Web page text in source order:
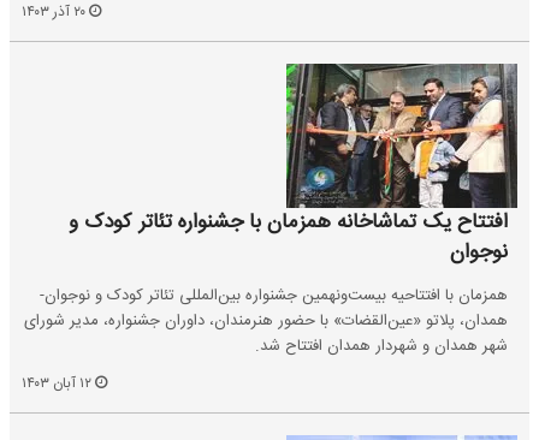
افتتاح یک تماشاخانه همزمان با جشنواره تئاتر کودک و
نوجوان
همزمان با افتتاحیه بیست‌و‌نهمین جشنواره بین‌المللی تئاتر کودک و نوجوان-
همدان، پلاتو «عین‌القضات» با حضور هنرمندان، داوران جشنواره، مدیر شورای
شهر همدان و شهردار همدان افتتاح شد.